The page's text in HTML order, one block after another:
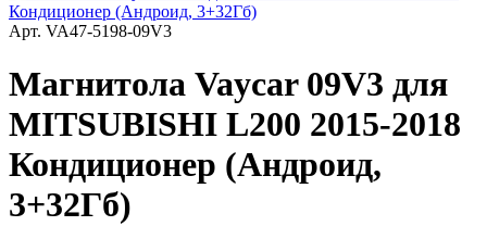
Арт. VA47-5198-09V3
Магнитола Vaycar 09V3 для
MITSUBISHI L200 2015-2018
Кондиционер (Андроид,
3+32Гб)